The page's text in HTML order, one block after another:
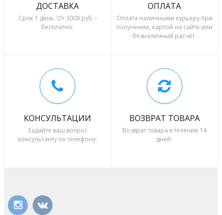
ДОСТАВКА
Срок 1 день. От 3000 руб. -
бесплатно.
ОПЛАТА
Оплата наличными курьеру при
получении, картой на сайте или
безналичный расчёт.
КОНСУЛЬТАЦИИ
Задайте ваш вопрос
консультанту по телефону.
ВОЗВРАТ ТОВАРА
Возврат товара в течение 14
дней.